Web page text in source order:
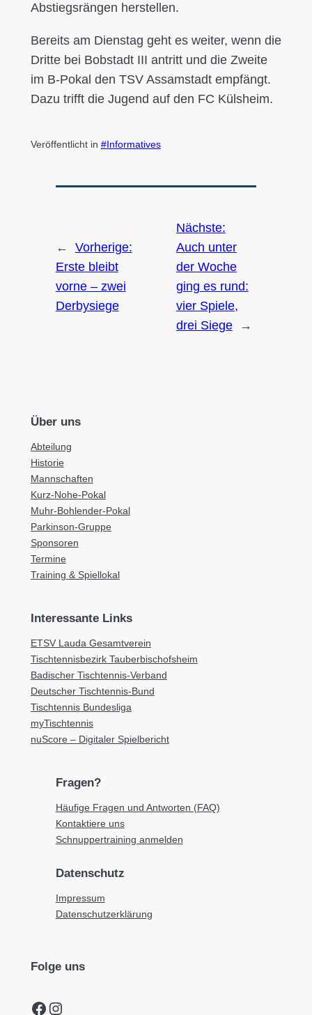
Abstiegsrängen herstellen.
Bereits am Dienstag geht es weiter, wenn die
Dritte bei Bobstadt III antritt und die Zweite
im B-Pokal den TSV Assamstadt empfängt.
Dazu trifft die Jugend auf den FC Külsheim.
Veröffentlicht in Informatives
←
Vorherige:
Erste bleibt
vorne – zwei
Derbysiege
Nächste:
Auch unter
der Woche
ging es rund:
vier Spiele,
drei Siege
→
Über uns
Abteilung
Historie
Mannschaften
Kurz-Nohe-Pokal
Muhr-Bohlender-Pokal
Parkinson-Gruppe
Sponsoren
Termine
Training & Spiellokal
Interessante Links
ETSV Lauda Gesamtverein
Tischtennisbezirk Tauberbischofsheim
Badischer Tischtennis-Verband
Deutscher Tischtennis-Bund
Tischtennis Bundesliga
myTischtennis
nuScore – Digitaler Spielbericht
Fragen?
Häufige Fragen und Antworten (FAQ)
Kontaktiere uns
Schnuppertraining anmelden
Datenschutz
Impressum
Datenschutzerklärung
Folge uns
Facebook Instagram